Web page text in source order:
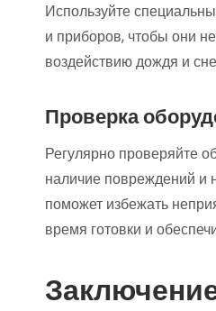
Используйте
и приборов, чтобы они
воздействию дождя и
Проверка
Регулярно проверяйте
наличие повреждений и
поможет избежать
время готовки и